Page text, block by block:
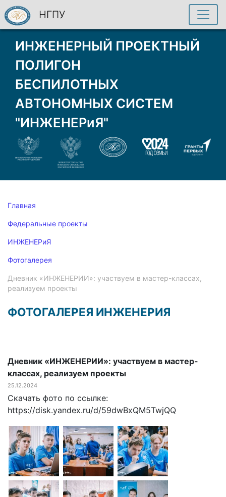
ИНЖЕНЕРНЫЙ ПРОЕКТНЫЙ
ПОЛИГОН
БЕСПИЛОТНЫХ
АВТОНОМНЫХ СИСТЕМ
"ИНЖЕНЕРиЯ"
НГПУ
Главная
Федеральные проекты
ИНЖЕНЕРиЯ
Фотогалерея
Дневник «ИНЖЕНЕРИИ»: участвуем в мастер-классах,
реализуем проекты
ФОТОГАЛЕРЕЯ ИНЖЕНЕРИЯ
Дневник «ИНЖЕНЕРИИ»: участвуем в мастер-
классах, реализуем проекты
25.12.2024
Скачать фото по ссылке:
https://disk.yandex.ru/d/59dwBxQM5TwjQQ